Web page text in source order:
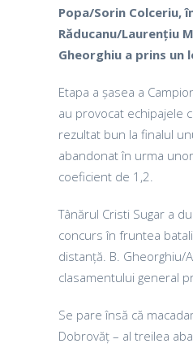
Popa/Sorin Colceriu,
Răducanu/Laurențiu
Gheorghiu a prins un
Etapa a șasea a
au provocat echipajele
rezultat bun la finalul
abandonat în urma
coeficient de 1,2.
Tânărul Cristi Sugar a
concurs în fruntea
distanță. B. Gheorghiu/
clasamentului general
Se pare însă că
Dobrovăț – al treilea